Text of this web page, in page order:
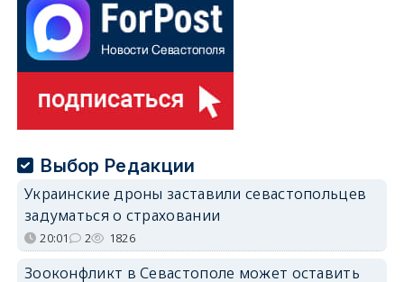
Выбор Редакции
Украинские дроны заставили севастопольцев
задуматься о страховании
20:01 2 1826
Зооконфликт в Севастополе может оставить